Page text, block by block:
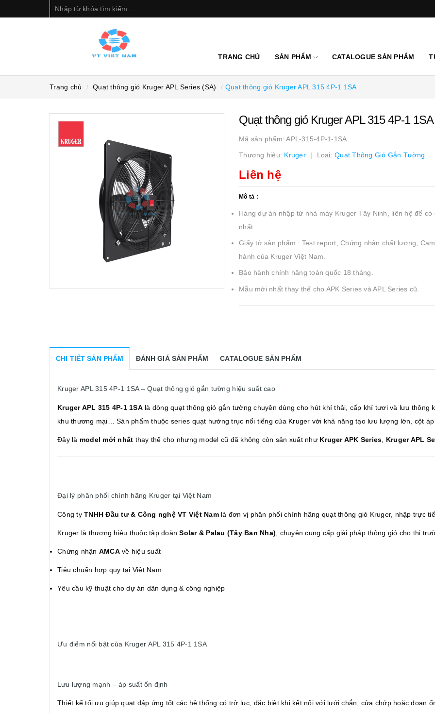
TRANG CHỦ SẢN PHẨM CATALOGUE SẢN PHẨM
Trang chủ Quạt thông gió Kruger APL Series (SA) Quạt thông gió Kruger APL 315 4P-1 1SA
Quạt thông gió Kruger APL 315 4P-1 1SA
Mã sản phẩm:APL-315-4P-1-1SA
Thương hiệu: Kruger Loại: Quạt Thông Gió Gắn Tường
Liên hệ
Mô tả :
Hàng dự án nhập từ nhà máy Kruger Tây Ninh, liên hệ để có
nhất.
Giấy tờ sản phẩm : Test report, Chứng nhận chất lượng,
hành của Kruger Việt Nam.
Bảo hành chính hãng toàn quốc 18 tháng.
Mẫu mới nhất thay thế cho APK Series và APL Series cũ.
CHI TIẾT SẢN PHẨM ĐÁNH GIÁ SẢN PHẨM CATALOGUE SẢN PHẨM
Kruger APL 315 4P-1 1SA – Quạt thông gió gắn tường hiệu suất cao
Kruger APL 315 4P-1 1SAlà dòng quạt thông gió gắn tường chuyên dùng cho hút khí thải, cấp khí tươi và lưu thông
khu thương mại… Sản phẩm thuộc series quạt hướng trục nổi tiếng của Kruger với khả năng tạo lưu lượng lớn, cột
Đây là model mới nhất thay thế cho nhưng model cũ đã không còn sản xuất như Kruger APK Series Kruger APL
Đại lý phân phối chính hãng Kruger tại Việt Nam
Công ty TNHH Đầu tư & Công nghệ VT Việt Namlà đơn vị phân phối chính hãng quạt thông gió Kruger, nhập trực
Kruger là thương hiệu thuộc tập đoànSolar & Palau (Tây Ban Nha) , chuyên cung cấp giải pháp thông gió cho thị
Chứng nhận AMCAvề hiệu suất
Tiêu chuẩn hợp quy tại Việt Nam
Yêu cầu kỹ thuật cho dự án dân dụng & công nghiệp
Ưu điểm nổi bật của Kruger APL 315 4P-1 1SA
Lưu lượng mạnh – áp suất ổn định
Thiết kế tối ưu giúp quạt đáp ứng tốt các hệ thống có trở lực, đặc biệt khi kết nối với lưới chắn, cửa chớp hoặc đoạn